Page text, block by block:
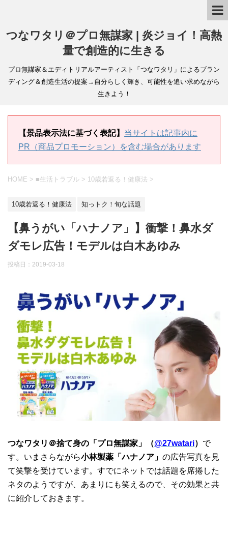
つなワタリ＠プロ無謀家 | 炎ジョイ！高熱
量で創造的に生きる
プロ無謀家＆エディトリアルアーティスト「つなワタリ」によるブラン
ディング＆創造生活の提案→自分らしく輝き、可能性を追い求めながら
生きよう！
【景品表示法に基づく表記】 当サイトは記事内に
PR（商品プロモーション）を含む場合があります
HOME > ■生活トラブル > 10歳若返る！健康法 >
10歳若返る！健康法 知っトク！旬な話題
【鼻うがい「ハナノア」】衝撃！鼻水ダ
ダモレ広告！モデルは白木あゆみ
投稿日： 2019-03-18
つなワタリ＠捨て身の「プロ無謀家」（@27watari） で
す。いまさらながら小林製薬「ハナノア」 の広告写真を見
て笑撃を受けています。すでにネットでは話題を席捲した
ネタのようですが、あまりにも笑えるので、その効果と共
に紹介しておきます。